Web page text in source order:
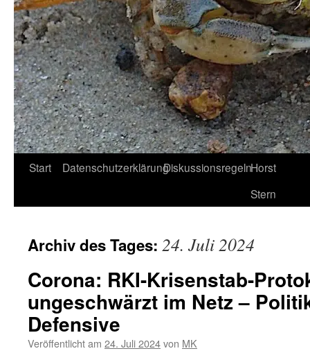
Start DatenschutzerklärungDiskussionsregelnHorst
Stern
Archiv des Tages: 24. Juli 2024
Corona: RKI-Krisenstab-
ungeschwärzt im Netz –
Defensive
Veröffentlicht am 24. Juli 2024von MK